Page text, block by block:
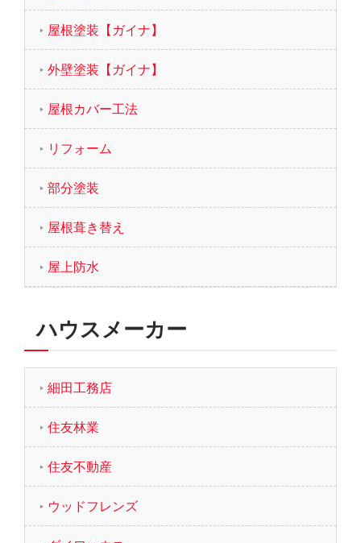
屋根塗装【ガイナ】
外壁塗装【ガイナ】
屋根カバー工法
リフォーム
部分塗装
屋根葺き替え
屋上防水
ハウスメーカー
細田工務店
住友林業
住友不動産
ウッドフレンズ